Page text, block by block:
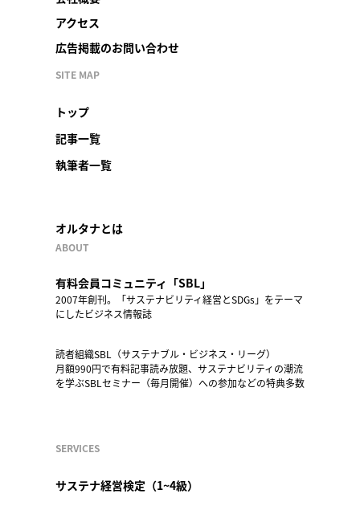
アクセス
広告掲載のお問い合わせ
SITE MAP
トップ
記事一覧
執筆者一覧
オルタナとは
ABOUT
有料会員コミュニティ「SBL」
2007年創刊。「サステナビリティ経営とSDGs」をテーマ
にしたビジネス情報誌
読者組織SBL（サステナブル・ビジネス・リーグ）
月額990円で有料記事読み放題、サステナビリティの潮流
を学ぶSBLセミナー（毎月開催）への参加などの特典多数
SERVICES
サステナ経営検定（1~4級）